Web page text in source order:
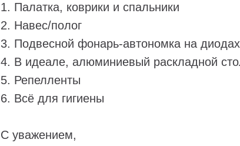
1. Палатка, коврики и спальники
2. Навес/полог
3. Подвесной фонарь-автономка на диодах
4. В идеале, алюминиевый раскладной
5. Репелленты
6. Всё для гигиены
С уважением,